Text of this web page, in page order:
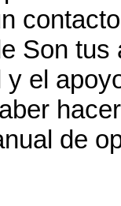
Son
el
de